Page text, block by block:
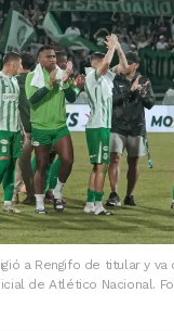
a Rengifo de titular y va
de Atlético Nacional.